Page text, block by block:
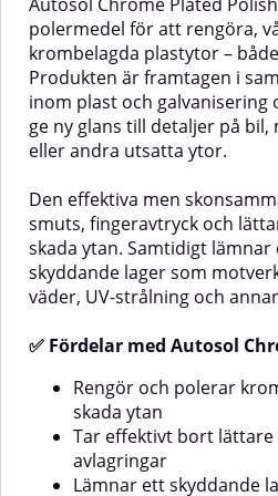
fläckar, och lämnar samtidigt en
osynlig skyddande beläggning
som ger långvarig glans. Den
fungerar utmärkt på metaller
som krom, koppar, mässing och
tenn – perfekt för allt från fordon
till inredningsdetaljer!✅ Fördelar
med Autosol Metal PolishGer
bort oxidation, rost, korrosion
och fläckarSkyddande hinna för
längre glanseffektLätt att
använda – kräver ingen
erfarenhetMångsidig produkt
med många
AnvändningsområdenAutosol
Kromglans är idealisk för både
hem och fordon. Använd den till
exempel på:Bilar, MC och båtar –
kromade detaljer, fälgar, avgasrör
m.m.Heminredning – ljusstakar,
beslag, kranar, dörrhandtag
m.m.Metaller som: krom, koppar,
i
att
polermedel för att rengöra,
krombelagda plastytor –
Produkten är framtagen i
inom plast och galvanisering
ge ny glans till detaljer på
eller andra utsatta ytor.
Den effektiva men
smuts, fingeravtryck och
skada ytan. Samtidigt
skyddande lager som
väder, UV-strålning och
✅ Fördelar med Autosol
Rengör och polerar
skada ytan
Tar effektivt bort
avlagringar
Lämnar ett skyddande